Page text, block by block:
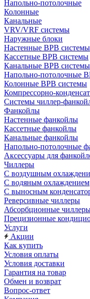
Напольно-потолочные
Колонные
Канальные
VRV/VRF системы
Наружные блоки
Настенные ВРВ системы
Кассетные ВРВ системы
Канальные ВРВ системы
Напольно-потолочные
Колонные ВРВ системы
Компрессорно-
Системы чиллер-
Фанкойлы
Настенные фанкойлы
Кассетные фанкойлы
Канальные фанкойлы
Напольно-потолочные
Аксессуары для
Чиллеры
С воздушным
С водяным охлаждением
С выносным
Реверсивные чиллеры
Абсорбционные
Прецизионные
Услуги
Акции
Как купить
Условия оплаты
Условия доставки
Гарантия на товар
Обмен и возврат
Вопрос-ответ